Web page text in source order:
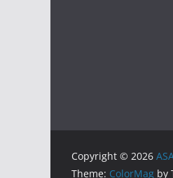
Copyright © 2026
Theme: ColorMag by